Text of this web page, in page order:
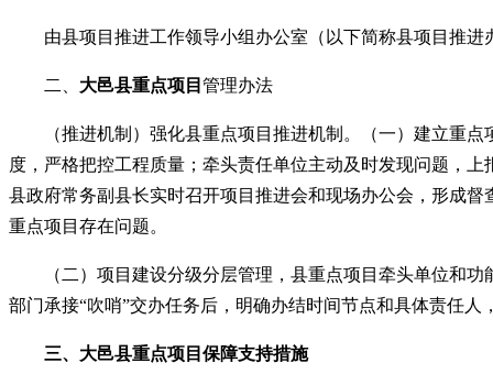
由县项目推进工作领导小组办公室（以下简称县项目推进
二、 大邑县重点项目 管理办法
（推进机制）强化县重点项目推进机制。（一）建立重点
度，严格把控工程质量；牵头责任单位主动及时发现问题，
县政府常务副县长实时召开项目推进会和现场办公会，形成
重点项目存在问题。
（二）项目建设分级分层管理，县重点项目牵头单位和功
部门承接“吹哨”交办任务后，明确办结时间节点和具体责任人
三、 大邑县重点项目保障支持措施